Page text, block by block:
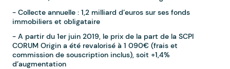
- Collecte annuelle : 1,2 milliard d’euros sur ses fonds
immobiliers et obligataire
- A partir du 1er juin 2019, le prix de la part de la SCPI
CORUM Origin a été revalorisé à 1 090€ (frais et
commission de souscription inclus), soit +1,4%
d’augmentation